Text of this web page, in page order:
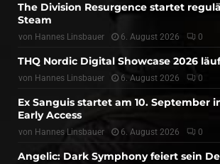
The Division Resurgence startet
Steam
von Hannes Linsbauer 6. August 2026 0
THQ Nordic Digital Showcase 2026
von Hannes Linsbauer 6. August 2026 0
Ex Sanguis startet am 10. September
Early Access
von Hannes Linsbauer 6. August 2026 0
Angelic: Dark Symphony feiert sein